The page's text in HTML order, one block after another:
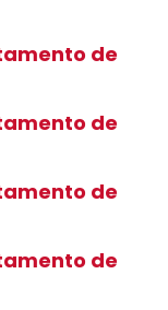
de
de
de
de